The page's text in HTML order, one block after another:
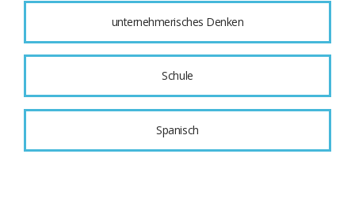
unternehmerisches Denken
Schule
Spanisch